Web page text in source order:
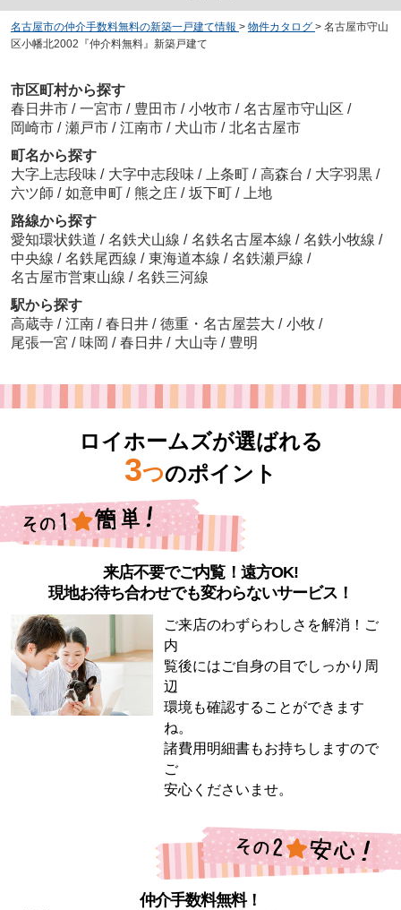
名古屋市の仲介手数料無料の新築一戸建て情報 > 物件カタログ > 名古屋市守山
区小幡北2002『仲介料無料』新築戸建て
市区町村から探す
春日井市 / 一宮市 / 豊田市 / 小牧市 / 名古屋市守山区 /
岡崎市 / 瀬戸市 / 江南市 / 犬山市 / 北名古屋市
町名から探す
大字上志段味 / 大字中志段味 / 上条町 / 高森台 / 大字羽黒 /
六ツ師 / 如意申町 / 熊之庄 / 坂下町 /
上地
路線から探す
愛知環状鉄道 / 名鉄犬山線 / 名鉄名古屋本線 / 名鉄小牧線 /
中央線 / 名鉄尾西線 / 東海道本線 / 名鉄瀬戸線 /
名古屋市営東山線 / 名鉄三河線
駅から探す
高蔵寺 / 江南 / 春日井 / 徳重・名古屋芸大 / 小牧 /
尾張一宮 / 味岡 / 春日井 / 大山寺 / 豊明
ロイホームズが選ばれる
3つのポイント
来店不要でご内覧！遠方OK!
現地お待ち合わせでも変わらないサービス！
ご来店のわずらわしさを解消！ご
内
覧後にはご自身の目でしっかり周
辺
環境も確認することができます
ね。
諸費用明細書もお持ちしますので
ご
安心くださいませ。
仲介手数料無料！